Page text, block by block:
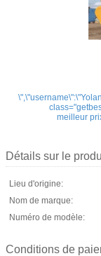
meilleur
Détails sur le
Lieu d'origine:
Nom de marque:
Numéro de modèle:
Conditions de